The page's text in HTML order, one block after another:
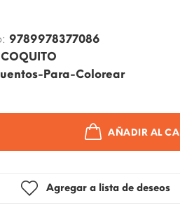
9789978377086
COQUITO
Para-Colorear
AÑADIR AL
Agregar a lista de deseos